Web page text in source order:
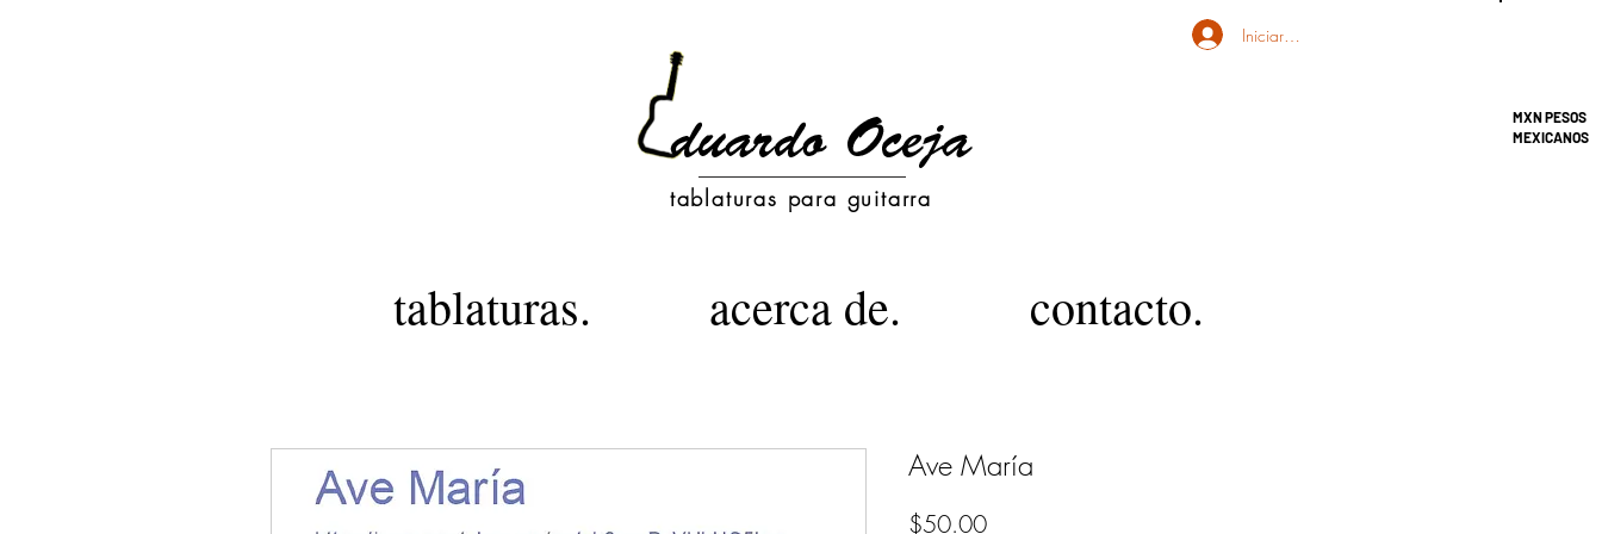
MXN PESOS
MEXICANOS
Iniciar sesión
tablaturas para guitarra
tablaturas. acerca de. contacto.
Ave María
$50.00Precio